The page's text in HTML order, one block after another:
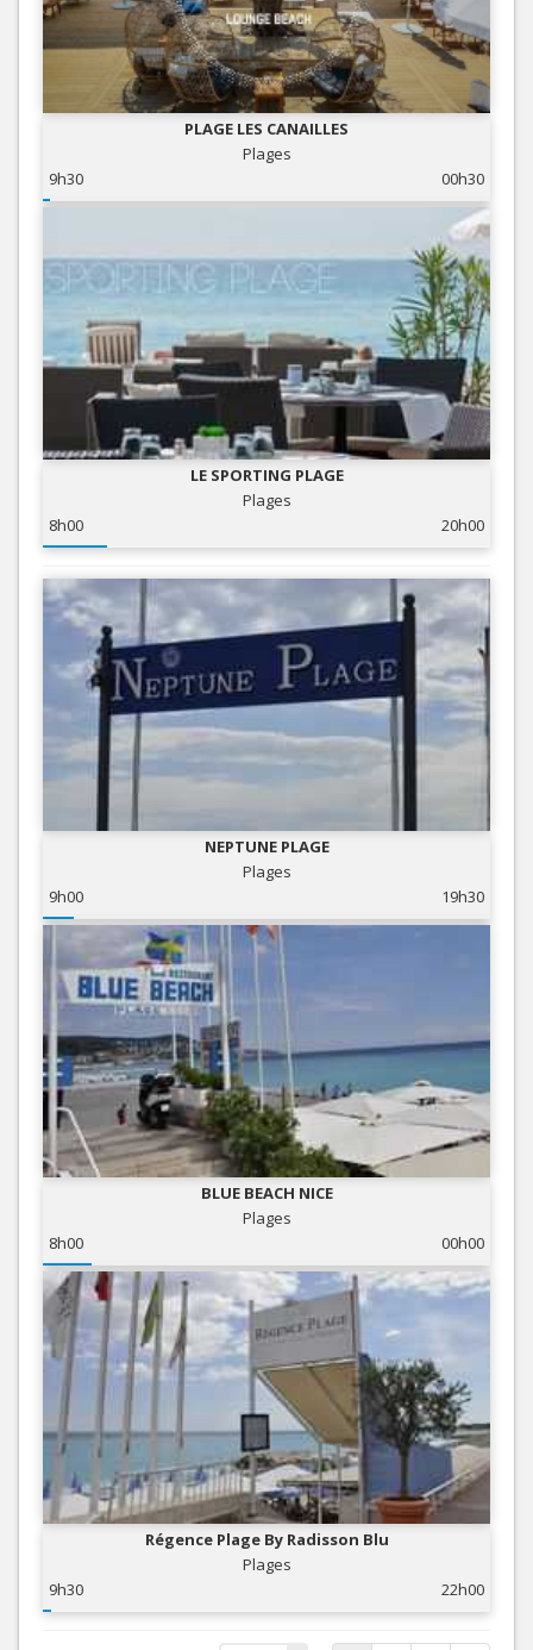
PLAGE LES CANAILLES
Plages
9h30
00h30
LE SPORTING PLAGE
Plages
8h00
20h00
NEPTUNE PLAGE
Plages
9h00
19h30
BLUE BEACH NICE
Plages
8h00
00h00
Régence Plage By Radisson Blu
Plages
9h30
22h00